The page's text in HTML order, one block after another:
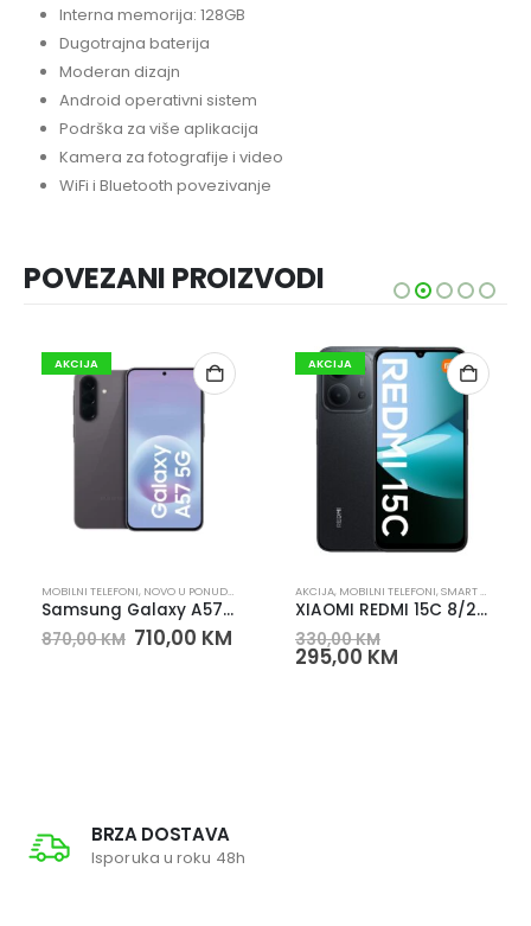
Interna memorija: 128GB
Dugotrajna baterija
Moderan dizajn
Android operativni sistem
Podrška za više aplikacija
Kamera za fotografije i video
WiFi i Bluetooth povezivanje
POVEZANI PROIZVODI
AKCIJA
MOBILNI TELEFONI, NOVO U PONUDI , SMART TELEFONI
Samsung Galaxy A57 5G 8/128GB sivi 6.7″ AMOLED+ 120Hz
870,00KM 710,00 KM
AKCIJA
AKCIJA, MOBILNI TELEFONI,SMART TELEFONI
XIAOMI REDMI 15C 8/256 MIDNIGHT BLACK – XIAOMI REDMI 15C 8/256 PAMETNI TELEFON
330,00KM
295,00 KM
BRZA DOSTAVA
Isporuka u roku 48h